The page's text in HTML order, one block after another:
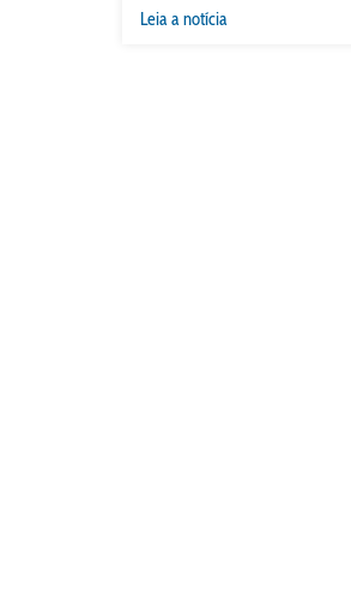
Leia a notícia